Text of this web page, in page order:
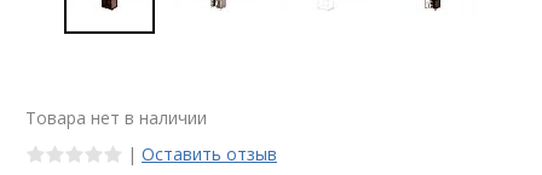
Товара нет в наличии
| Оставить отзыв